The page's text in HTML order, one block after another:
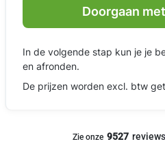
Doorgaan
In de volgende stap kun je je
en afronden.
De prijzen worden excl. btw
Zie onze 9527 reviews